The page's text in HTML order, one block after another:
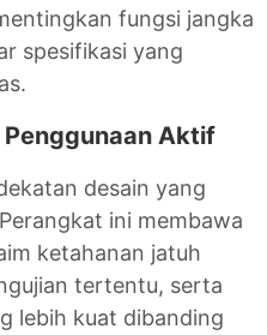
fungsi jangka
spesifikasi yang
Penggunaan Aktif
desain yang
ini membawa
ketahanan jatuh
tertentu, serta
lebih kuat dibanding